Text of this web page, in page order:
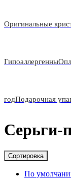
Оригинальные
Гипоаллергенны
годПодарочная
Серьги-
Сортировка
По